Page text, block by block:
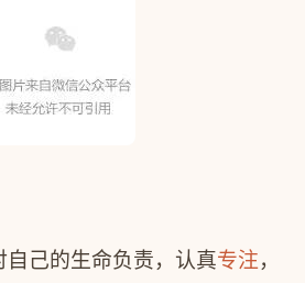
自己的生命负责，认真专注，